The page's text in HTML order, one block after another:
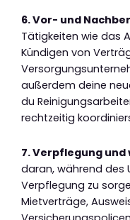
6. Vor- und
Tätigkeiten wie das
Kündigen von
außerdem deine
du
rechtzeitig
7. Verpflegung
daran, während des
Verpflegung zu
Mietverträge,